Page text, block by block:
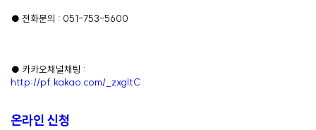
● 전화문의 : 051-753-5600
● 카카오채널채팅 :
http://pf.kakao.com/_zxgltC
온라인 신청